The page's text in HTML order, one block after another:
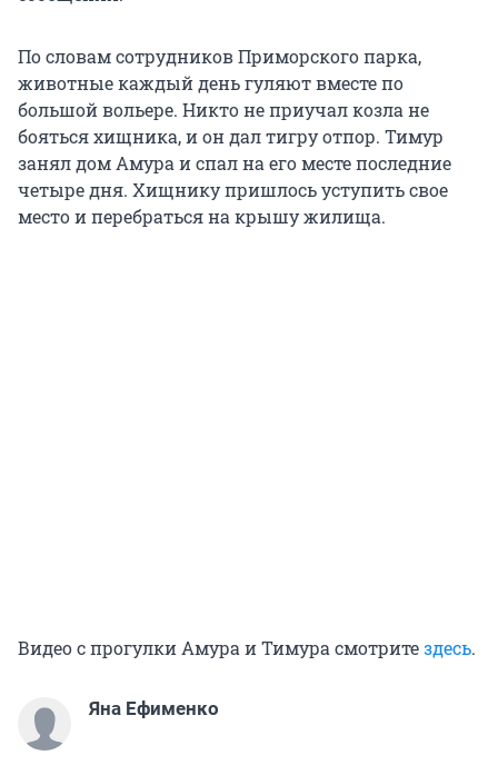
По словам сотрудников Приморского парка,
животные каждый день гуляют вместе по
большой вольере. Никто не приучал козла не
бояться хищника, и он дал тигру отпор. Тимур
занял дом Амура и спал на его месте последние
четыре дня. Хищнику пришлось уступить свое
место и перебраться на крышу жилища.
Видео с прогулки Амура и Тимура смотритездесь.
Яна Ефименко